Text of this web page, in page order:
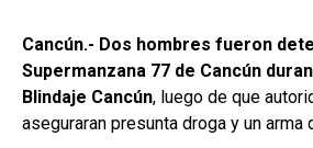
Cancún.- Dos hombres fueron
Supermanzana 77 de Cancún
Blindaje Cancún, luego de que
aseguraran presunta droga y un arma